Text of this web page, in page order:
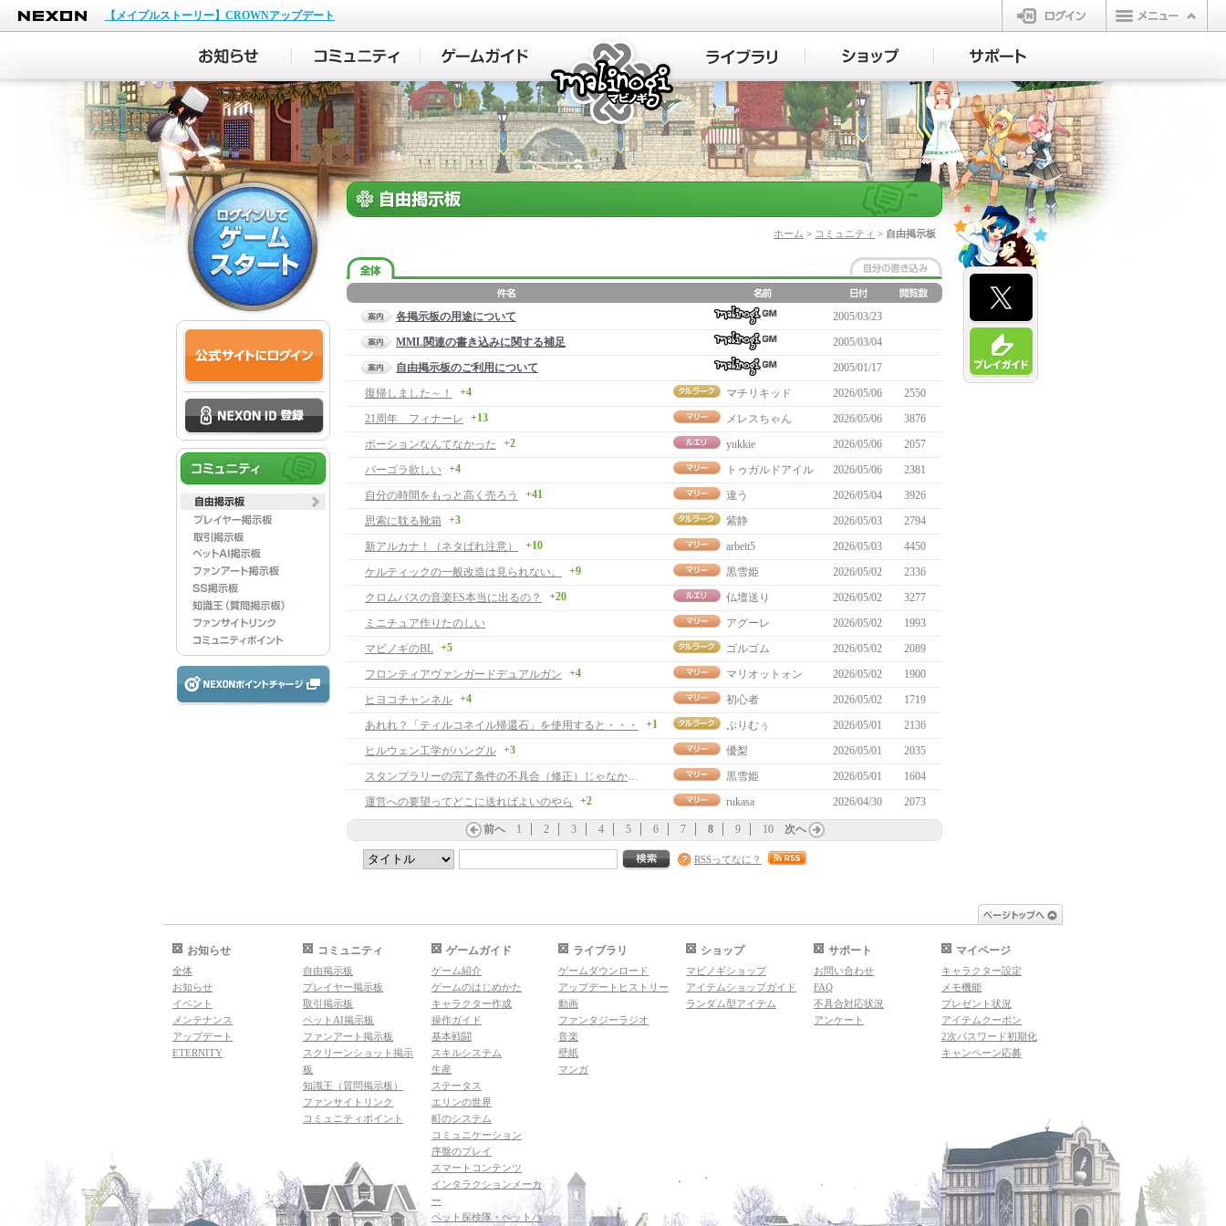
NEXON
【メイプルストーリー】CROWNアップデート
ログイン
マビノギ
ホーム > コミュニティ > 自由掲示板
各掲示板の用途について
2005/03/23
MML関連の書き込みに関する補足
2005/03/04
自由掲示板のご利用について
2005/01/17
復帰しました～！
+4 マチリキッド 2026/05/06
2550
21周年 フィナーレ
+13 メレスちゃん 2026/05/06
3876
ポーションなんてなかった
+2 yukkie 2026/05/06
2057
パーゴラ欲しい +4 トゥガルドアイル 2026/05/06
2381
自分の時間をもっと高く売ろう
+41 違う 2026/05/04
3926
思索に耽る靴箱
+3 紫静 2026/05/03
2794
新アルカナ！（ネタばれ注意）
+10 arbeit5 2026/05/03
4450
ケルティックの一般改造は見られない。
+9 黒雪姫 2026/05/02
2336
クロムバスの音楽ES本当に出るの？
+20 仏壇送り 2026/05/02
3277
ミニチュア作りたのしい
アグーレ 2026/05/02
1993
マビノギのBL +5 ゴルゴム 2026/05/02
2089
フロンティアヴァンガードデュアルガン
+4 マリオットォン 2026/05/02
1900
ヒヨコチャンネル +4 初心者 2026/05/02
1719
あれれ？「ティルコネイル帰還石」を使用すると・・・
+1 ぷりむぅ 2026/05/01
2136
ヒルウェン工学がハングル +3 優梨 2026/05/01
2035
スタンプラリーの完了条件の不具合（修正）じゃなかったかも？
黒雪姫 2026/05/01
1604
運営への要望ってどこに送ればよいのやら
+2 rukasa 2026/04/30 2073
前へ 1 2 3 4 5 6 7 8 9 10 次へ
RSSってなに？
お知らせ
全体
お知らせ
イベント
メンテナンス
アップデート
ETERNITY
コミュニティ
自由掲示板
プレイヤー掲示板
取引掲示板
ペットAI掲示板
ファンアート掲示板
スクリーンショット掲示
板
知識王（質問掲示板）
ファンサイトリンク
コミュニティポイント
ゲームガイド
ゲーム紹介
ゲームのはじめかた
キャラクター作成
操作ガイド
基本戦闘
スキルシステム
生産
ステータス
エリンの世界
町のシステム
コミュニケーション
序盤のプレイ
スマートコンテンツ
インタラクションメーカ
ー
ペット探検隊・ペットハ
ライブラリ
ゲームダウンロード
アップデートヒストリー
動画
ファンタジーラジオ
音楽
壁紙
マンガ
ショップ
マビノギショップ
アイテムショップガイド
ランダム型アイテム
サポート
お問い合わせ
FAQ
不具合対応状況
アンケート
マイページ
キャラクター設定
メモ機能
プレゼント状況
アイテムクーポン
2次パスワード初期化
キャンペーン応募